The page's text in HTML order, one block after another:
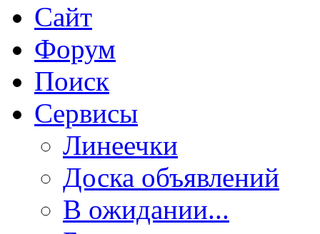
Сайт
Форум
Поиск
Сервисы
Линеечки
Доска объявлений
В ожидании...